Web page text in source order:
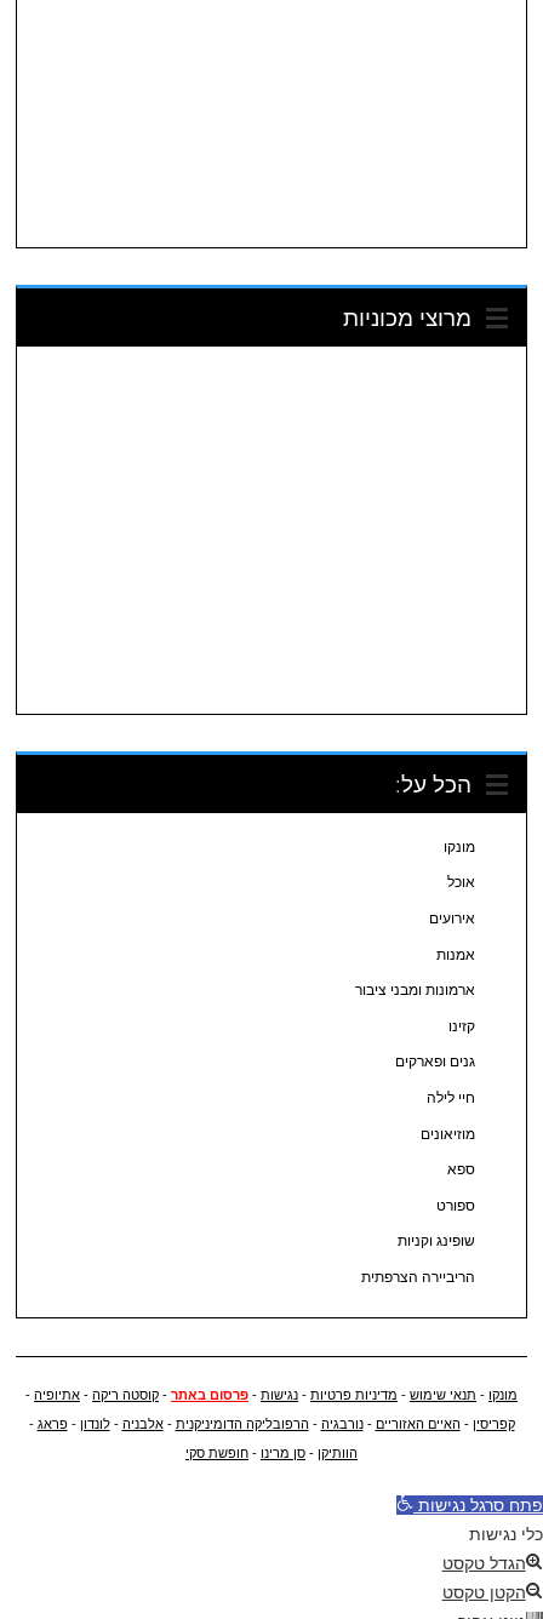
מרוצי מכוניות
הכל על:
מונקו
אוכל
אירועים
אמנות
ארמונות ומבני ציבור
קזינו
גנים ופארקים
חיי לילה
מוזיאונים
ספא
ספורט
שופינג וקניות
הריביירה הצרפתית
מונקו - תנאי שימוש - מדיניות פרטיות - נגישות - פרסום באתר - קוסטה ריקה - אתיופיה -
קפריסין -האיים האזוריים -נורבגיה -הרפובליקה הדומיניקנית -אלבניה -לונדון -פראג -
הוותיקן - סן מרינו - חופשת סקי
פתח סרגל נגישות
כלי נגישות
הגדל טקסט
הקטן טקסט